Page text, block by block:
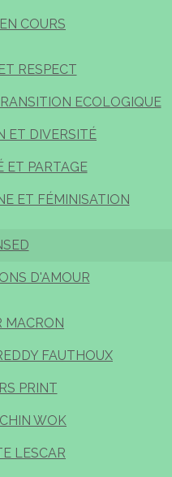
COURS
RESPECT
ECOLOGIQUE
ET DIVERSITÉ
ET PARTAGE
ET FÉMINISATION
D'AMOUR
MACRON
FAUTHOUX
PRINT
WOK
LESCAR